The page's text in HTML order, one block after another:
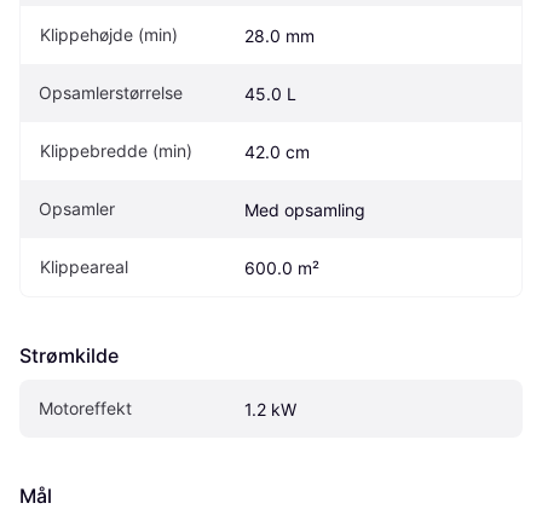
Klippehøjde (min) 28.0 mm
Opsamlerstørrelse 45.0 L
Klippebredde (min) 42.0 cm
Opsamler Med opsamling
Klippeareal 600.0 m²
Strømkilde
Motoreffekt 1.2 kW
Mål